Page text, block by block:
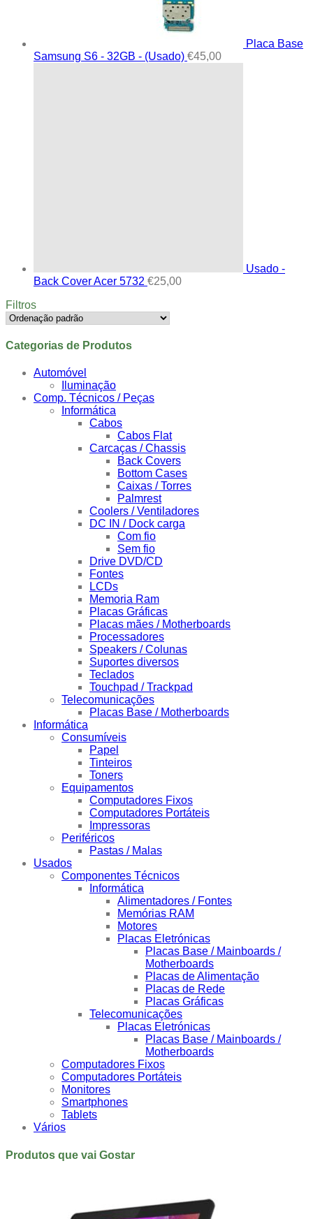
Placa Base
Samsung S6 - 32GB - (Usado) €45,00
Usado -
Back Cover Acer 5732 €25,00
Filtros
Categorias de Produtos
Automóvel
Iluminação
Comp. Técnicos / Peças
Informática
Cabos
Cabos Flat
Carcaças / Chassis
Back Covers
Bottom Cases
Caixas / Torres
Palmrest
Coolers / Ventiladores
DC IN / Dock carga
Com fio
Sem fio
Drive DVD/CD
Fontes
LCDs
Memoria Ram
Placas Gráficas
Placas mães / Motherboards
Processadores
Speakers / Colunas
Suportes diversos
Teclados
Touchpad / Trackpad
Telecomunicações
Placas Base / Motherboards
Informática
Consumíveis
Papel
Tinteiros
Toners
Equipamentos
Computadores Fixos
Computadores Portáteis
Impressoras
Periféricos
Pastas / Malas
Usados
Componentes Técnicos
Informática
Alimentadores / Fontes
Memórias RAM
Motores
Placas Eletrónicas
Placas Base / Mainboards /
Motherboards
Placas de Alimentação
Placas de Rede
Placas Gráficas
Telecomunicações
Placas Eletrónicas
Placas Base / Mainboards /
Motherboards
Computadores Fixos
Computadores Portáteis
Monitores
Smartphones
Tablets
Vários
Produtos que vai Gostar